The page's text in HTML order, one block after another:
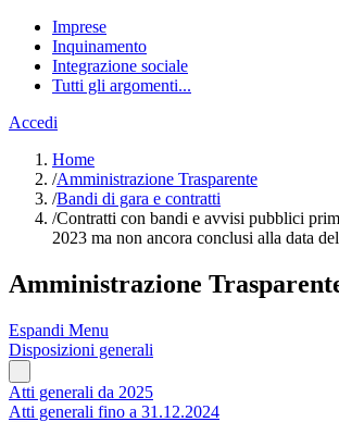
Imprese
Inquinamento
Integrazione sociale
Tutti gli argomenti...
Accedi
Home
/Amministrazione Trasparente
/Bandi di gara e contratti
/Contratti con bandi e avvisi pubblici
2023 ma non ancora conclusi alla data
Amministrazione
Espandi Menu
Disposizioni generali
Atti generali da 2025
Atti generali fino a 31.12.2024